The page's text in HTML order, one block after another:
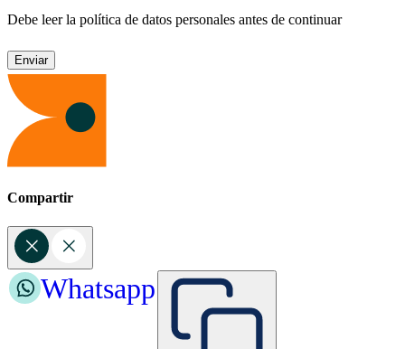
Debe leer la política de datos personales antes de continuar
Compartir
Whatsapp